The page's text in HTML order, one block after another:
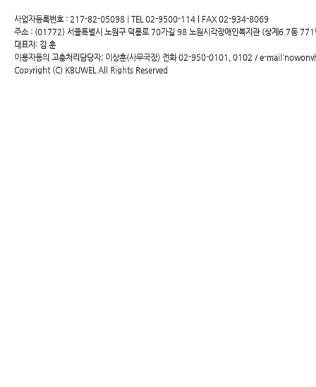
사업자등록번호 : 217-82-05098 | TEL 02-9500-114 l FAX 02-934-8069
주소 : (01772) 서울특별시 노원구 덕릉로 70가길 98 노원시각장애인복지관 (상계6.7동 771
대표자: 김 훈
이용자등의 고충처리담당자; 이상훈(사무국장) 전화 02-950-0101, 0102 / e-
Copyright (C) KBUWELAll Rights Reserved